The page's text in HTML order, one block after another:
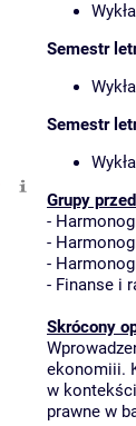
Semestr
Semestr
Grupy
-
-
-
- Finanse i
Skrócony
ekonomiii.
w
prawne w